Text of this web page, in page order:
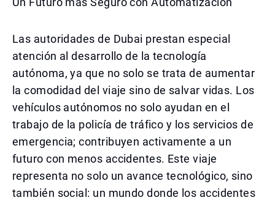
Las autoridades de Dubai prestan especial
atención al desarrollo de la tecnología
autónoma, ya que no solo se trata de aumentar
la comodidad del viaje sino de salvar vidas. Los
vehículos autónomos no solo ayudan en el
trabajo de la policía de tráfico y los servicios de
emergencia; contribuyen activamente a un
futuro con menos accidentes. Este viaje
representa no solo un avance tecnológico, sino
también social: un mundo donde los accidentes